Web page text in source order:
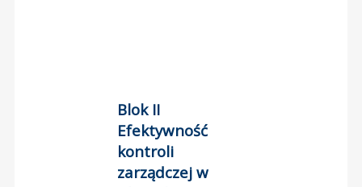
Blok II
Efektywność
kontroli
zarządczej w